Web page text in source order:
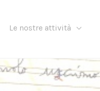
Le nostre attività